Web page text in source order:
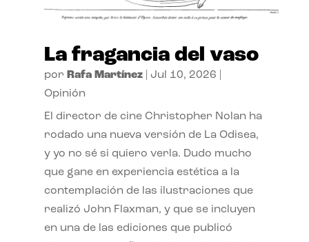
La fragancia del vaso
por Rafa Martínez| Jul 10, 2026
Opinión
El director de cine Christopher Nolan ha
rodado una nueva versión de La Odisea,
y yo no sé si quiero verla. Dudo mucho
que gane en experiencia estética a la
contemplación de las ilustraciones que
realizó John Flaxman, y que se incluyen
en una de las ediciones que publicó